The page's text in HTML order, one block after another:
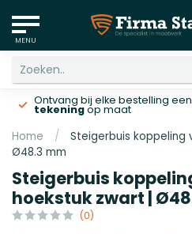
MENU
Ontvang bij elke bestelling een
tekeningop maat
Home /
Steigerbuis koppeling
Ø48.3 mm
Steigerbuis
hoekstuk zwart |
(0)